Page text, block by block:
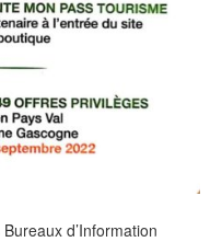
d’Information